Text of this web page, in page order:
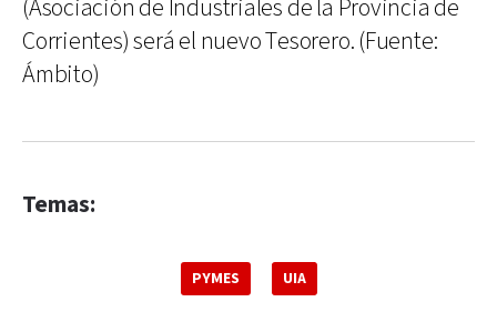
(Asociación de Industriales de la Provincia de
Corrientes) será el nuevo Tesorero. (Fuente:
Ámbito)
Temas:
PYMES UIA